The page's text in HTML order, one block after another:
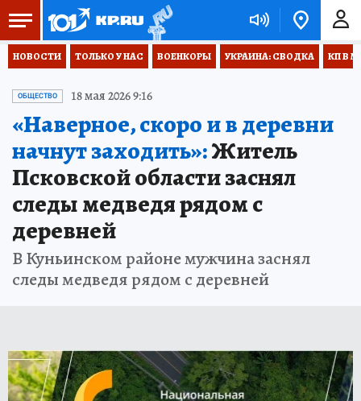
НОВОСТИ ТОЛЬКО У НАС ВОЕНКОРЫ УКРАИНА: СВОДКА КП В
ОБЩЕСТВО 18 мая 2026 9:16
«Наверное, скоро и в деревни
начнут заходить»:Житель
Псковской области заснял
следы медведя рядом с
деревней
В Куньинском районе мужчина заснял
следы медведя рядом с деревней